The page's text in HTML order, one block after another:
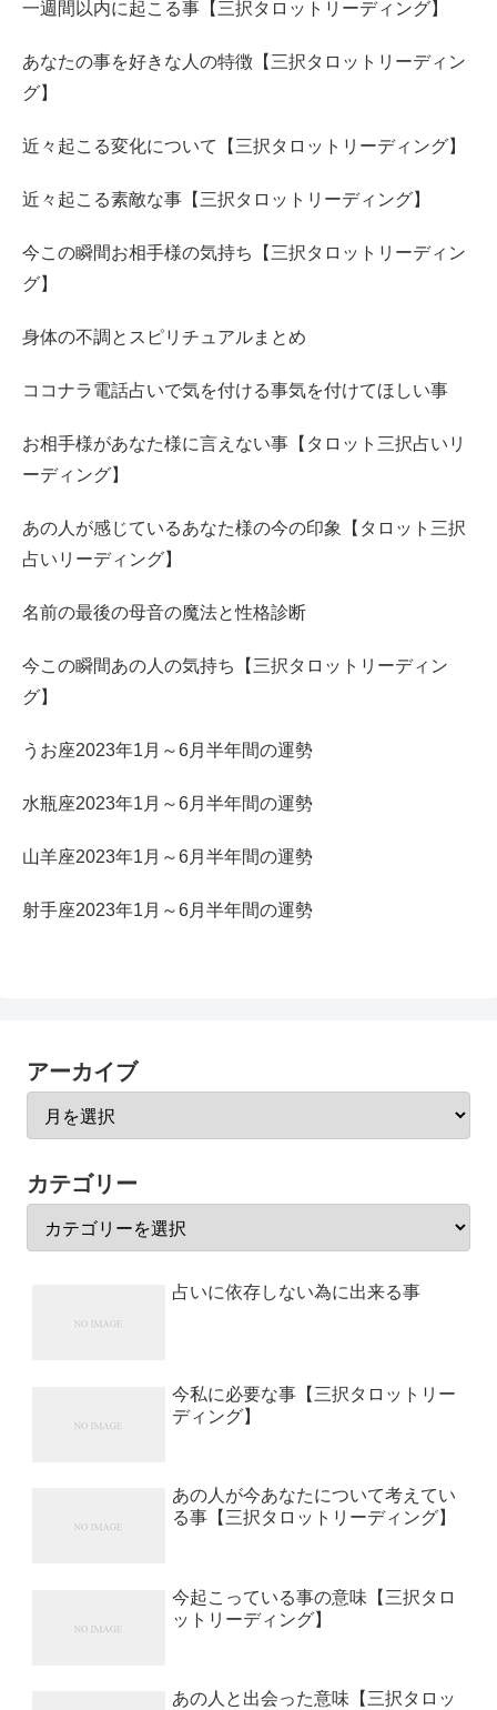
一週間以内に起こる事【三択タロットリーディング】
あなたの事を好きな人の特徴【三択タロットリーディン
グ】
近々起こる変化について【三択タロットリーディング】
近々起こる素敵な事【三択タロットリーディング】
今この瞬間お相手様の気持ち【三択タロットリーディン
グ】
身体の不調とスピリチュアルまとめ
ココナラ電話占いで気を付ける事気を付けてほしい事
お相手様があなた様に言えない事【タロット三択占いリ
ーディング】
あの人が感じているあなた様の今の印象【タロット三択
占いリーディング】
名前の最後の母音の魔法と性格診断
今この瞬間あの人の気持ち【三択タロットリーディン
グ】
うお座2023年1月～6月半年間の運勢
水瓶座2023年1月～6月半年間の運勢
山羊座2023年1月～6月半年間の運勢
射手座2023年1月～6月半年間の運勢
アーカイブ
カテゴリー
占いに依存しない為に出来る事
今私に必要な事【三択タロットリー
ディング】
あの人が今あなたについて考えてい
る事【三択タロットリーディング】
今起こっている事の意味【三択タロ
ットリーディング】
あの人と出会った意味【三択タロッ